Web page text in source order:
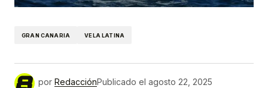
GRAN CANARIA VELA LATINA
por RedacciónPublicado el agosto 22, 2025